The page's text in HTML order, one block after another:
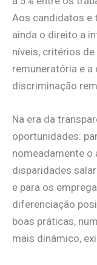
Aos candidatos e
ainda o direito a
níveis, critérios
remuneratória e
discriminação
Na era da
oportunidades:
nomeadamente
disparidades
e para os
diferenciação
boas práticas,
mais dinâmico,